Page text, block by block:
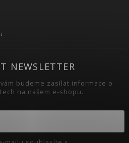
NEWSLETTER
budeme zasílat informace o
na našem e-shopu.